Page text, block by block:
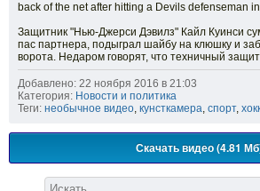
back of the net after hitting a Devils defenseman
Защитник "Нью-Джерси Дэвилз" Кайл Куинси
пас партнера, подыграл шайбу на клюшку и
ворота. Недаром говорят, что техничный
Добавлено: 22 ноября 2016 в 21:03
Категория: Новости и политика
Теги: необычное видео, кунсткамера, спорт,
Скачать видео (4.81